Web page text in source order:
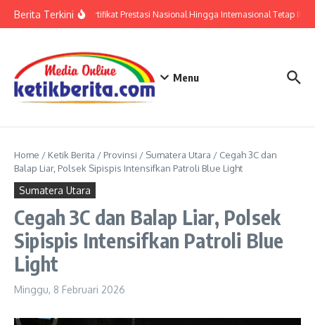
Berita TerkiniPolri: Sertifikat Prestasi Nasional Hingga Internasional Tetap Ikuti
Menu
Home / Ketik Berita / Provinsi / Sumatera Utara / Cegah 3C dan
Balap Liar, Polsek Sipispis Intensifkan Patroli Blue Light
Sumatera Utara
Cegah 3C dan Balap Liar, Polsek
Sipispis Intensifkan Patroli Blue
Light
Minggu, 8 Februari 2026